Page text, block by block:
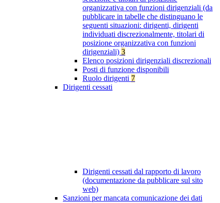
organizzativa con funzioni dirigenziali (da
pubblicare in tabelle che distinguano le
seguenti situazioni: dirigenti, dirigenti
individuati discrezionalmente, titolari di
posizione organizzativa con funzioni
dirigenziali) 3
Elenco posizioni dirigenziali discrezionali
Posti di funzione disponibili
Ruolo dirigenti 7
Dirigenti cessati
Dirigenti cessati dal rapporto di lavoro
(documentazione da pubblicare sul sito
web)
Sanzioni per mancata comunicazione dei dati